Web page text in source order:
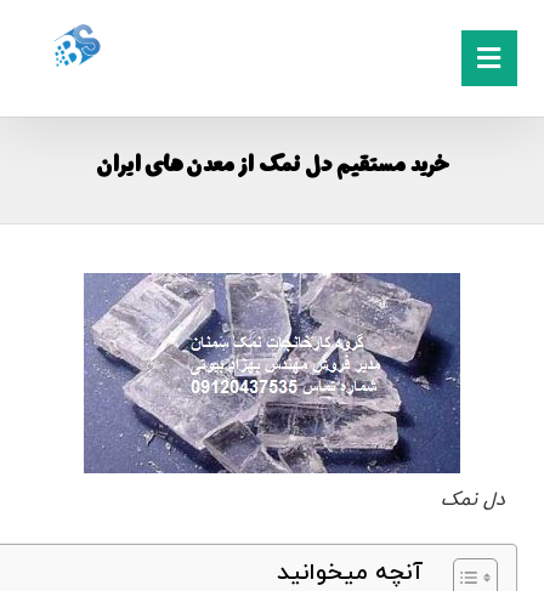
خرید مستقیم دل نمک از معدن های ایران
دل نمک
آنچه میخوانید